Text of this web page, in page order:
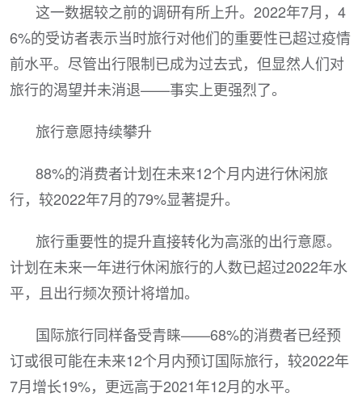
这一数据较之前的调研有所上升。2022年7月，4
6%的受访者表示当时旅行对他们的重要性已超过疫情
前水平。尽管出行限制已成为过去式，但显然人们对
旅行的渴望并未消退——事实上更强烈了。
旅行意愿持续攀升
88%的消费者计划在未来12个月内进行休闲旅
行，较2022年7月的79%显著提升。
旅行重要性的提升直接转化为高涨的出行意愿。
计划在未来一年进行休闲旅行的人数已超过2022年水
平，且出行频次预计将增加。
国际旅行同样备受青睐——68%的消费者已经预
订或很可能在未来12个月内预订国际旅行，较2022年
7月增长19%，更远高于2021年12月的水平。